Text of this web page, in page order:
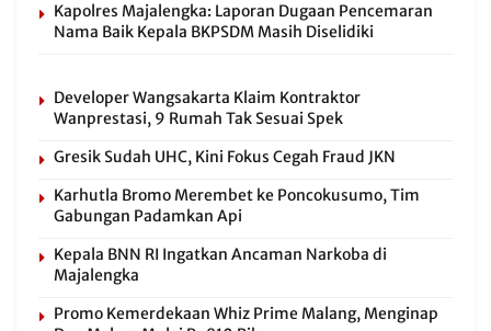
Kapolres Majalengka: Laporan Dugaan Pencemaran
Nama Baik Kepala BKPSDM Masih Diselidiki
Developer Wangsakarta Klaim Kontraktor
Wanprestasi, 9 Rumah Tak Sesuai Spek
Gresik Sudah UHC, Kini Fokus Cegah Fraud JKN
Karhutla Bromo Merembet ke Poncokusumo, Tim
Gabungan Padamkan Api
Kepala BNN RI Ingatkan Ancaman Narkoba di
Majalengka
Promo Kemerdekaan Whiz Prime Malang, Menginap